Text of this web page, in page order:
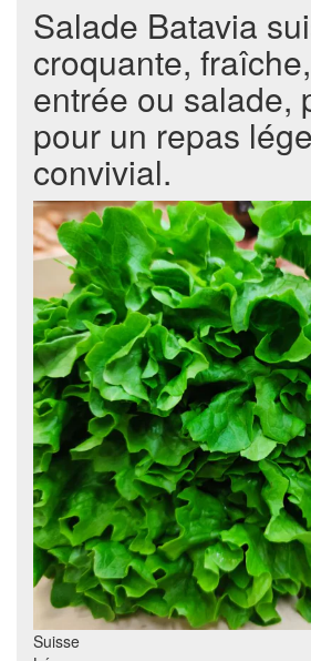
Salade Batavia
croquante,
entrée ou salade,
pour un repas
convivial.
Suisse